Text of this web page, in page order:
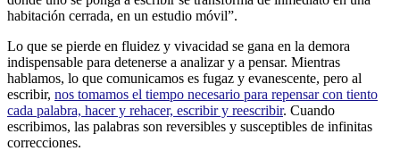
habitación cerrada, en un estudio móvil”.
Lo que se pierde en fluidez y vivacidad se gana en la demora
indispensable para detenerse a analizar y a pensar. Mientras
hablamos, lo que comunicamos es fugaz y evanescente, pero al
escribir, nos tomamos el tiempo necesario para repensar con tiento
cada palabra, hacer y rehacer, escribir y reescribir. Cuando
escribimos, las palabras son reversibles y susceptibles de infinitas
correcciones.